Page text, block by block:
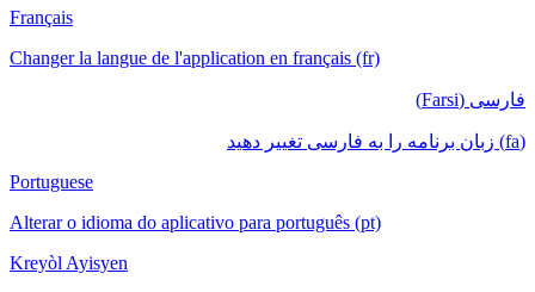
Français
Changer la langue de l'application en français (fr)
فارسی (Farsi)
(fa) زبان برنامه را به فارسی تغییر دهید
Portuguese
Alterar o idioma do aplicativo para português (pt)
Kreyòl Ayisyen